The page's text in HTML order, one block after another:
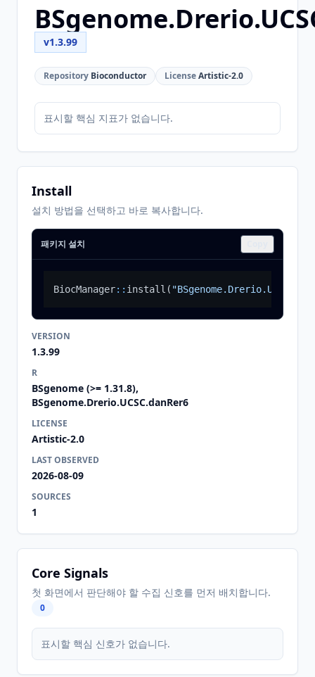
v1.3.99
Repository Bioconductor LicenseArtistic-2.0
표시할 핵심 지표가 없습니다.
Install
설치 방법을 선택하고 바로 복사합니다.
패키지 설치
BiocManager:: install (
VERSION
1.3.99
R
BSgenome (>= 1.31.8),
BSgenome.Drerio.UCSC.danRer6
LICENSE
Artistic-2.0
LAST OBSERVED
2026-08-09
SOURCES
1
Core Signals
첫 화면에서 판단해야 할 수집 신호를 먼저 배치합니다.
0
표시할 핵심 신호가 없습니다.